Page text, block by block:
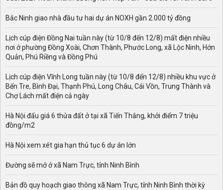
Bắc Ninh giao nhà đầu tư hai dự án NOXH gần 2.000 tỷ đồng
Lịch cúp điện Đồng Nai tuần này (từ 10/8 đến 12/8) mất điện nhiều
nơi ở phường Đồng Xoài, Chơn Thành, Phước Long, xã Lộc Ninh, Hớn
Quản, Phú Riềng và Đồng Phú
Lịch cúp điện Vĩnh Long tuần này (từ 10/8 đến 12/8) nhiều khu vực ở
Bến Tre, Bình Đại, Thạnh Phú, Long Châu, Cái Vồn, Trung Thành và
Chợ Lách mất điện cả ngày
Hà Nội đấu giá 6 thửa đất ở tại xã Tiến Thắng, khởi điểm 7 triệu
đồng/m2
Hà Nội xem xét gia hạn thủ tục 6 dự án lớn
Đường sẽ mở ở xã Nam Trực, tỉnh Ninh Bình
Bản đồ quy hoạch giao thông xã Nam Trực, tỉnh Ninh Bình thời kỳ